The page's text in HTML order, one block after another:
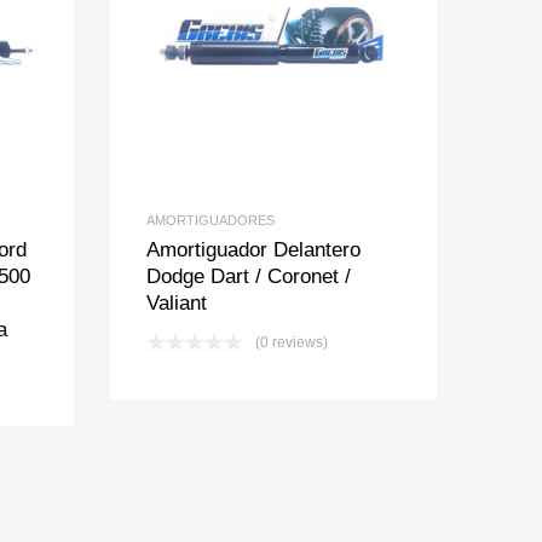
Add to Wishlist
Add to Compare
AMORTIGUADORES
Amortiguador Delantero
Dodge Dart / Coronet /
Valiant
(0 reviews)